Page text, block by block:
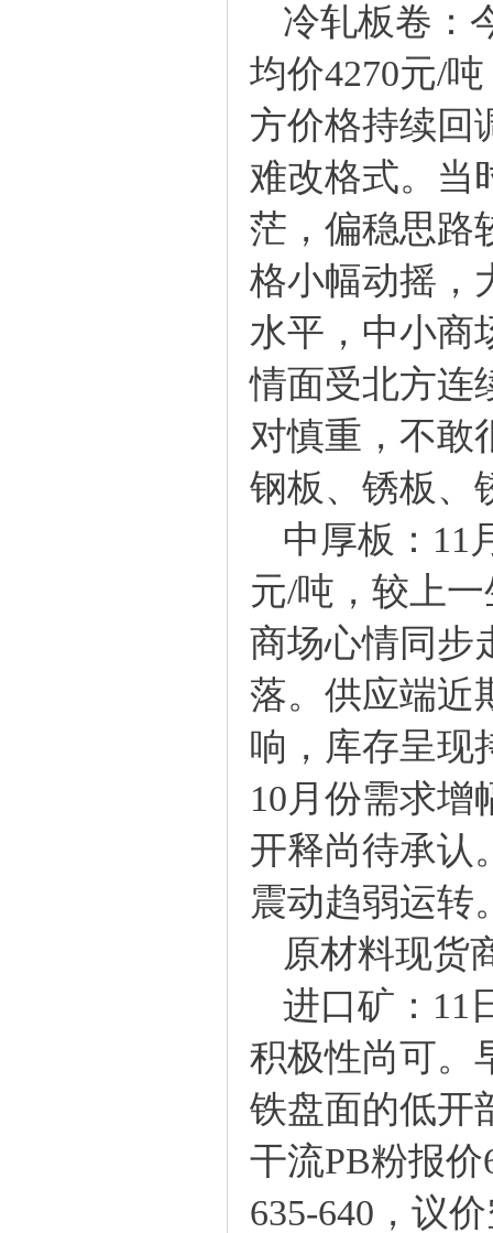
冷轧板卷：
均价4270元/
方价格持续回
难改格式。当
茫，偏稳思路
格小幅动摇，
水平，中小商
情面受北方连
对慎重，不敢
钢板、 锈板、
中厚板：11
元/吨，较上
商场心情同步
落。供应端近
响，库存呈现
10月份需求增
开释尚待承认
震动趋弱运转
原材料现货
进口矿：11
积极性尚可。
铁盘面的低开
干流PB粉报
635-640，议